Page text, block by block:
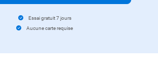
Essai gratuit 7 jours
Aucune carte requise